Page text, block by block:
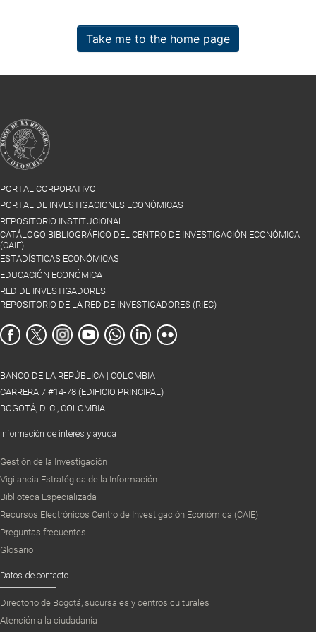
Take me to the home page
PORTAL CORPORATIVO
PORTAL DE INVESTIGACIONES ECONÓMICAS
REPOSITORIO INSTITUCIONAL
CATÁLOGO BIBLIOGRÁFICO DEL CENTRO DE INVESTIGACIÓN ECONÓMICA
(CAIE)
ESTADÍSTICAS ECONÓMICAS
EDUCACIÓN ECONÓMICA
RED DE INVESTIGADORES
REPOSITORIO DE LA RED DE INVESTIGADORES (RIEC)
BANCO DE LA REPÚBLICA | COLOMBIA
CARRERA 7 #14-78 (EDIFICIO PRINCIPAL)
BOGOTÁ, D. C., COLOMBIA
Información de interés y ayuda
Gestión de la Investigación
Vigilancia Estratégica de la Información
Biblioteca Especializada
Recursos Electrónicos Centro de Investigación Económica (CAIE)
Preguntas frecuentes
Glosario
Datos de contacto
Directorio de Bogotá, sucursales y centros culturales
Atención a la ciudadanía